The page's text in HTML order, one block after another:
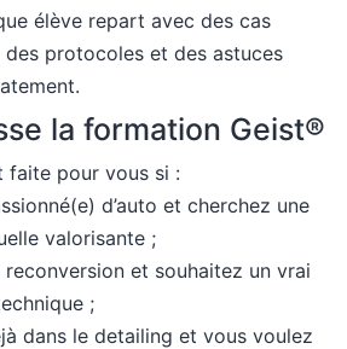
élève repart avec des cas
protocoles et des astuces
la formation Geist®
faite pour vous si :
d’auto et cherchez une
valorisante ;
et souhaitez un vrai
;
dans le detailing et vous voulez